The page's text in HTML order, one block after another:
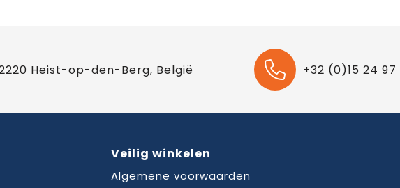
Heist-op-den-Berg, België +32 (0)15 24
Veilig winkelen
Algemene voorwaarden